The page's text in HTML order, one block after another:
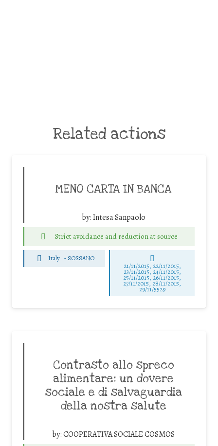
Related actions
MENO CARTA IN BANCA
by:Intesa Sanpaolo
Strict avoidance and reduction at source
Italy - SOSSANO
21/11/2015, 22/11/2015,
23/11/2015, 24/11/2015,
25/11/2015, 26/11/2015,
27/11/2015, 28/11/2015,
29/11/5529
Contrasto allo spreco
alimentare: un dovere
sociale e di salvaguardia
della nostra salute
by:COOPERATIVA SOCIALE COSMOS